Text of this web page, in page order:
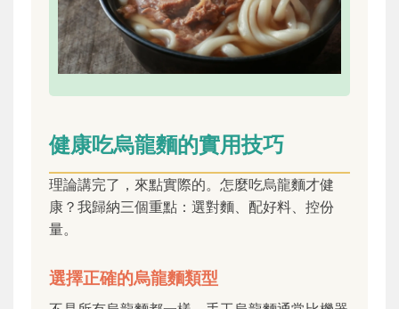
健康吃烏龍麵的實用技巧
理論講完了，來點實際的。怎麼吃烏龍麵才健
康？我歸納三個重點：選對麵、配好料、控份
量。
選擇正確的烏龍麵類型